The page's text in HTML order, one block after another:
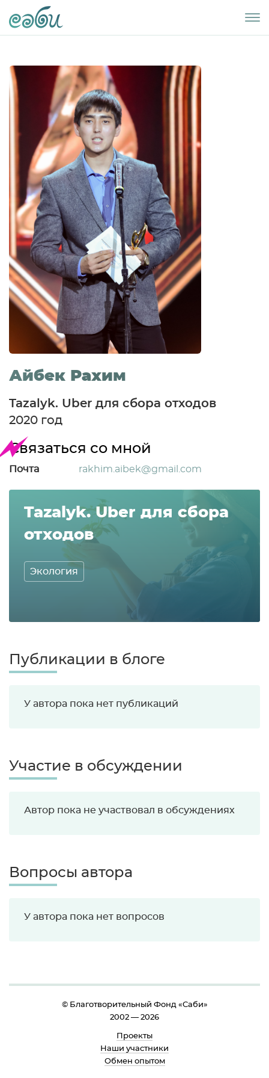
Айбек Рахим
Tazalyk. Uber для сбора отходов
2020 год
Связаться со мной
Почта rakhim.aibek@gmail.com
Tazalyk. Uber для сбора
отходов
Экология
Публикации в блоге
У автора пока нет публикаций
Участие в обсуждении
Автор пока не участвовал в обсуждениях
Вопросы автора
У автора пока нет вопросов
© Благотворительный Фонд «Cаби»
2002 — 2026
Проекты
Наши участники
Обмен опытом